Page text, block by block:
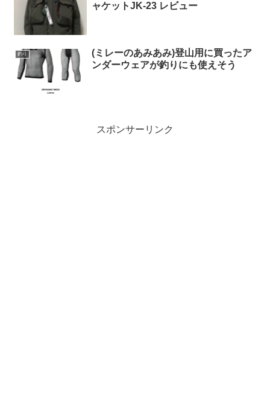
ャケットJK-23 レビュー
釣り
(ミレーのあみあみ)登山用に買ったア
ンダーウェアが釣りにも使えそう
スポンサーリンク